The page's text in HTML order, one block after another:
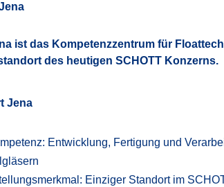
ist das Kompetenzzentrum für
des heutigen SCHOTT Konzerns.
Jena
Entwicklung, Fertigung und
Einziger Standort im